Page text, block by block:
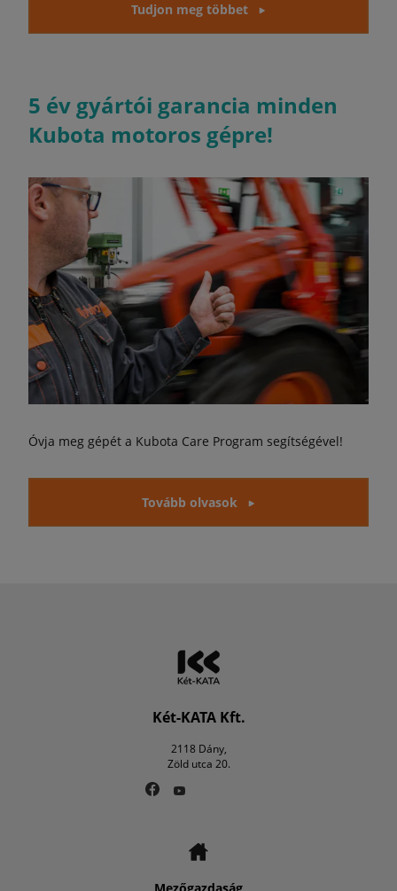
Tudjon meg többet
5 év gyártói garancia minden
Kubota motoros gépre!
Óvja meg gépét a Kubota Care Program segítségével!
Tovább olvasok
Két-KATA Kft.
2118 Dány,
Zöld utca 20.